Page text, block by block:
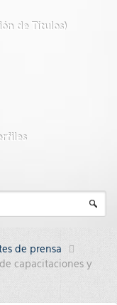
de Títulos)
de prensa
capacitaciones y